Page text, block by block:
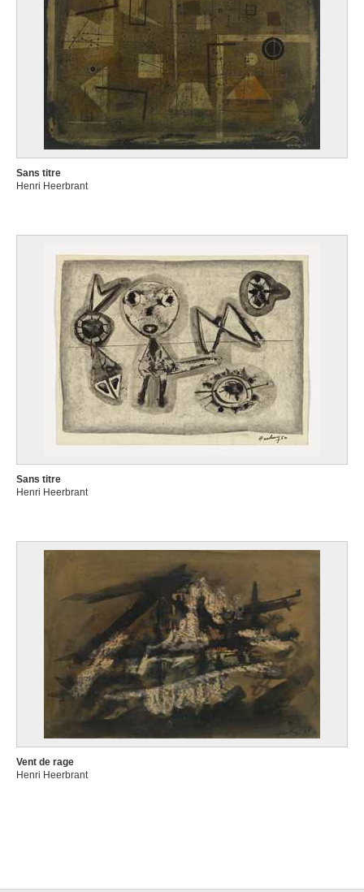
Sans titre
Henri Heerbrant
Sans titre
Henri Heerbrant
Vent de rage
Henri Heerbrant